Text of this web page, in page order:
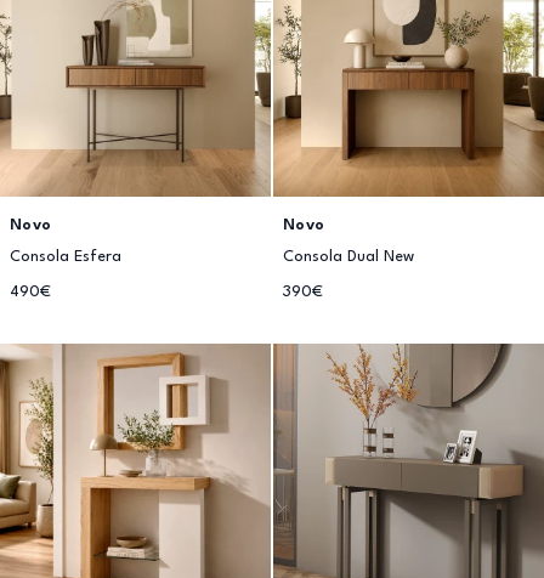
Novo
Consola Esfera
490€
Novo
Consola Dual New
390€